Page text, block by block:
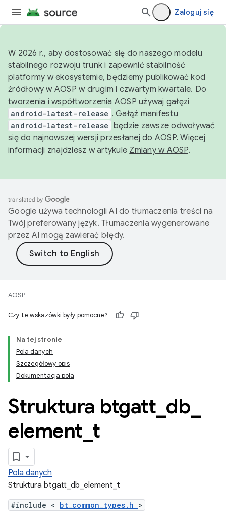
Zaloguj się
W 2026 r., aby dostosować się do naszego modelu
stabilnego rozwoju trunk i zapewnić stabilność
platformy w ekosystemie, będziemy publikować kod
źródłowy w AOSP w drugim i czwartym kwartale. Do
tworzenia i współtworzenia AOSP używaj gałęzi
android-latest-release . Gałąź manifestu
android-latest-release będzie zawsze odwoływać
się do najnowszej wersji przesłanej do AOSP. Więcej
informacji znajdziesz w artykule Zmiany w AOSP.
Google używa technologii AI do tłumaczenia treści na
Twój preferowany język. Tłumaczenia wygenerowane
przez AI mogą zawierać błędy.
AOSP
Czy te wskazówki były pomocne?
Na tej stronie
Pola danych
Szczegółowy opis
Dokumentacja pola
Struktura btgatt db
element t
Pola danych
Struktura btgatt_db_element_t
#include < bt_common_types.h >